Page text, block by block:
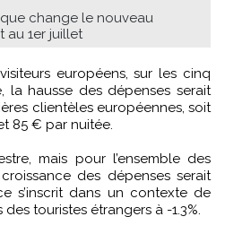
change le nouveau
au 1er juillet
la hausse des dépenses serait
clientèles européennes, soit
85 € par nuitée.
mais pour l’ensemble des
des dépenses serait
s’inscrit dans un contexte de
touristes étrangers à -1.3%.